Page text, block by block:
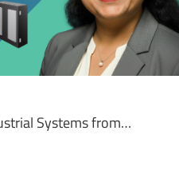
Systems from…